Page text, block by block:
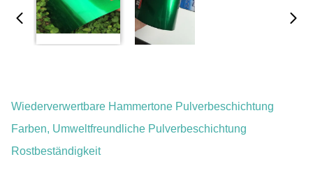
Wiederverwertbare Hammertone Pulverbeschichtung
Farben, Umweltfreundliche Pulverbeschichtung
Rostbeständigkeit